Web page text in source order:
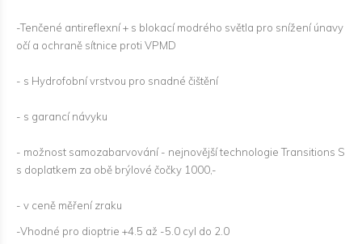
-Tenčené antireflexní + s blokací modrého světla pro snížení únavy
očí a ochraně sítnice proti VPMD
- s Hydrofobní vrstvou pro snadné čištění
- s garancí návyku
- možnost samozabarvování - nejnovější technologie Transitions S
s doplatkem za obě brýlové čočky 1000,-
- v ceně měření zraku
-Vhodné pro dioptrie +4.5 až -5.0 cyl do 2.0